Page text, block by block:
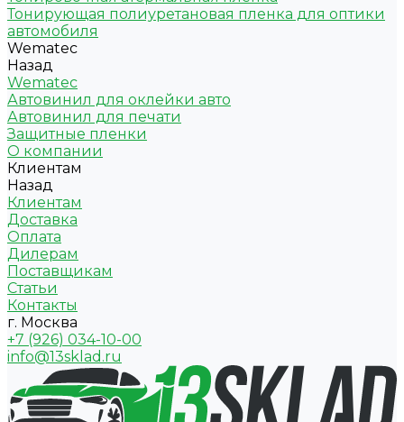
Тонирующая полиуретановая пленка для оптики
автомобиля
Wematec
Назад
Wematec
Автовинил для оклейки авто
Автовинил для печати
Защитные пленки
О компании
Клиентам
Назад
Клиентам
Доставка
Оплата
Дилерам
Поставщикам
Статьи
Контакты
г. Москва
+7 (926) 034-10-00
info@13sklad.ru